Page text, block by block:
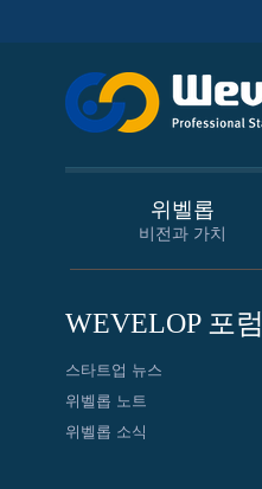
위벨롭
비전과 가치
WEVELOP 포럼
스타트업 뉴스
위벨롭 노트
위벨롭 소식